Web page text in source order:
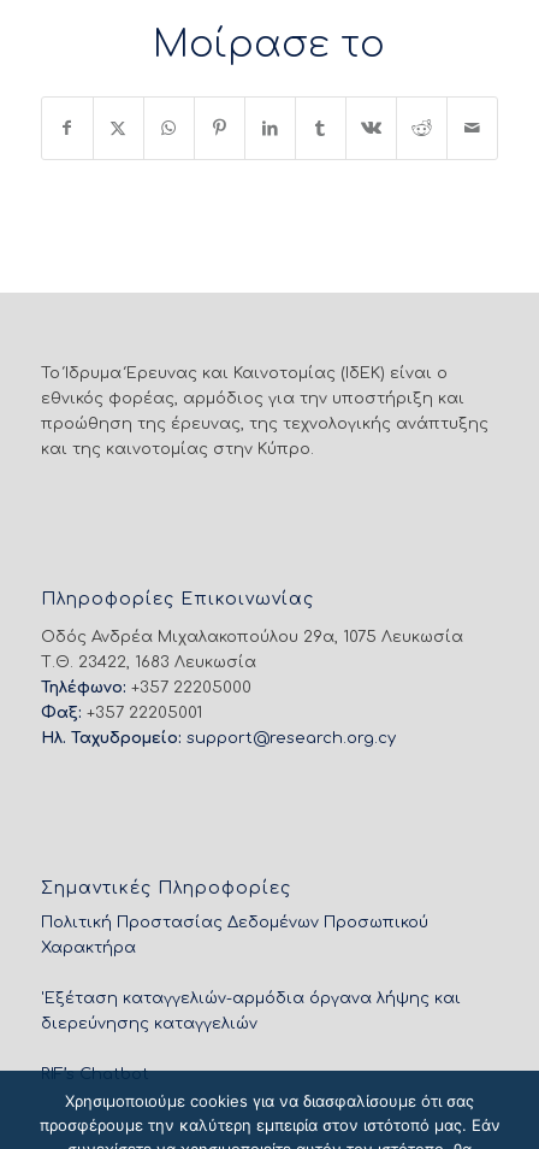
Μοίρασε το
Το Ίδρυμα Έρευνας και Καινοτομίας (ΙδΕΚ) είναι ο
εθνικός φορέας, αρμόδιος για την υποστήριξη και
προώθηση της έρευνας, της τεχνολογικής ανάπτυξης
και της καινοτομίας στην Κύπρο.
Πληροφορίες Επικοινωνίας
Οδός Ανδρέα Μιχαλακοπούλου 29α, 1075 Λευκωσία
Τ.Θ. 23422, 1683 Λευκωσία
Τηλέφωνο: +357 22205000
Φαξ: +357 22205001
Ηλ. Ταχυδρομείο: support@research.org.cy
Σημαντικές Πληροφορίες
Πολιτική Προστασίας Δεδομένων Προσωπικού
Χαρακτήρα
'Εξέταση καταγγελιών-αρμόδια όργανα λήψης και
διερεύνησης καταγγελιών
RIF’s Chatbot
Χρησιμοποιούμε cookies για να διασφαλίσουμε ότι σας
προσφέρουμε την καλύτερη εμπειρία στον ιστότοπό μας. Εάν